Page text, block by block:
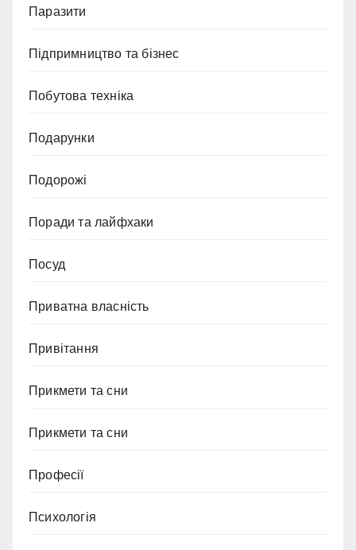
Паразити
Підпримництво та бізнес
Побутова техніка
Подарунки
Подорожі
Поради та лайфхаки
Посуд
Приватна власність
Привітання
Прикмети та сни
Прикмети та сни
Професії
Психологія